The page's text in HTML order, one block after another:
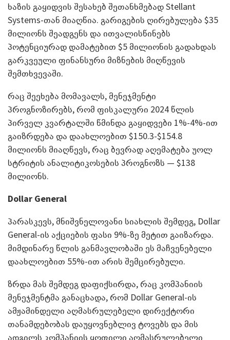
ხაზის გაყიდვის შესახებ შეთანხმებად Stellant
Systems-თან მიაღწია. გარიგების ღირებულება $35
მილიონს შეადგენს და ითვალისწინებს
პოტენციურად დამატებით $5 მილიონის გადახდას
გარკვეული ფინანსური მიზნების მიღწევის
შემთხვევაში.
რაც შეეხება მომავალს, მენეჯმენტი
პროგნოზირებს, რომ ფისკალური 2024 წლის
პირველ კვარტალში წმინდა გაყიდვები 1%-4%-ით
გაიზრდება და დაახლოებით $150.3-$154.8
მილიონს მიაღწევს, რაც ბევრად აღემატება უოლ
სტრიტის ანალიტიკოსების პროგნოზს — $138
მილიონს.
Dollar General
პარასკევს, მნიშვნელოვანი სიახლის შემდეგ, Dollar
General-ის აქციების ფასი 9%-ზე მეტით გაიზარდა.
მიმდინარე წლის განმავლობაში ეს მაჩვენებელი
დაახლოებით 55%-ით არის შემცირებული.
ზრდა მას შემდეგ დაფიქსირდა, რაც კომპანიის
მენეჯმენტმა განაცხადა, რომ Dollar General-ის
ამჟამინდელი აღმასრულებელი დირექტორი
თანამდებობას დაუყოვნებლივ ტოვებს და მის
ადგილს კომპანიის ყოფილი აღმასრულებელი